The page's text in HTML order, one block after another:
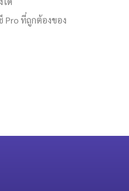
Pro ที่ถูกต้องของ